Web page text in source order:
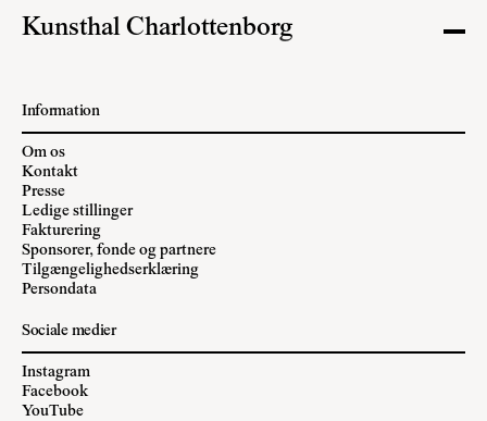
Kunsthal Charlottenborg
Information
Om os
Kontakt
Presse
Ledige stillinger
Fakturering
Sponsorer, fonde og partnere
Tilgængelighedserklæring
Persondata
Sociale medier
Instagram
Facebook
YouTube